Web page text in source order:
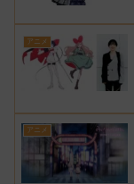
アニメ
アニメ